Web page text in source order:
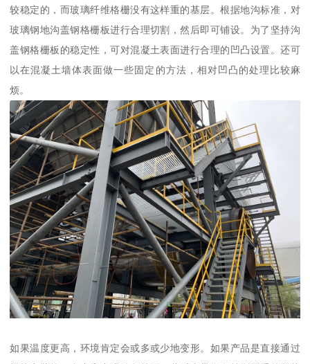
较稳定的，而玻璃纤维格栅没有这样重的基层。根据地沟标准，对
玻璃钢地沟盖钢格栅板进行合理切割，然后即可铺设。为了坚持沟
盖钢格栅板的稳定性，可对混凝土表面进行合理的凹凸设置。还可
以在混凝土墙体表面做一些固定的方法，相对凹凸的处理比较麻
烦。
如果温度更高，环境肯定会或多或少地变形。如果产品是直接通过